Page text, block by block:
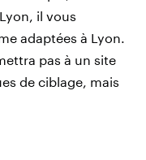
il vous
adaptées à Lyon.
pas à un site
de ciblage, mais